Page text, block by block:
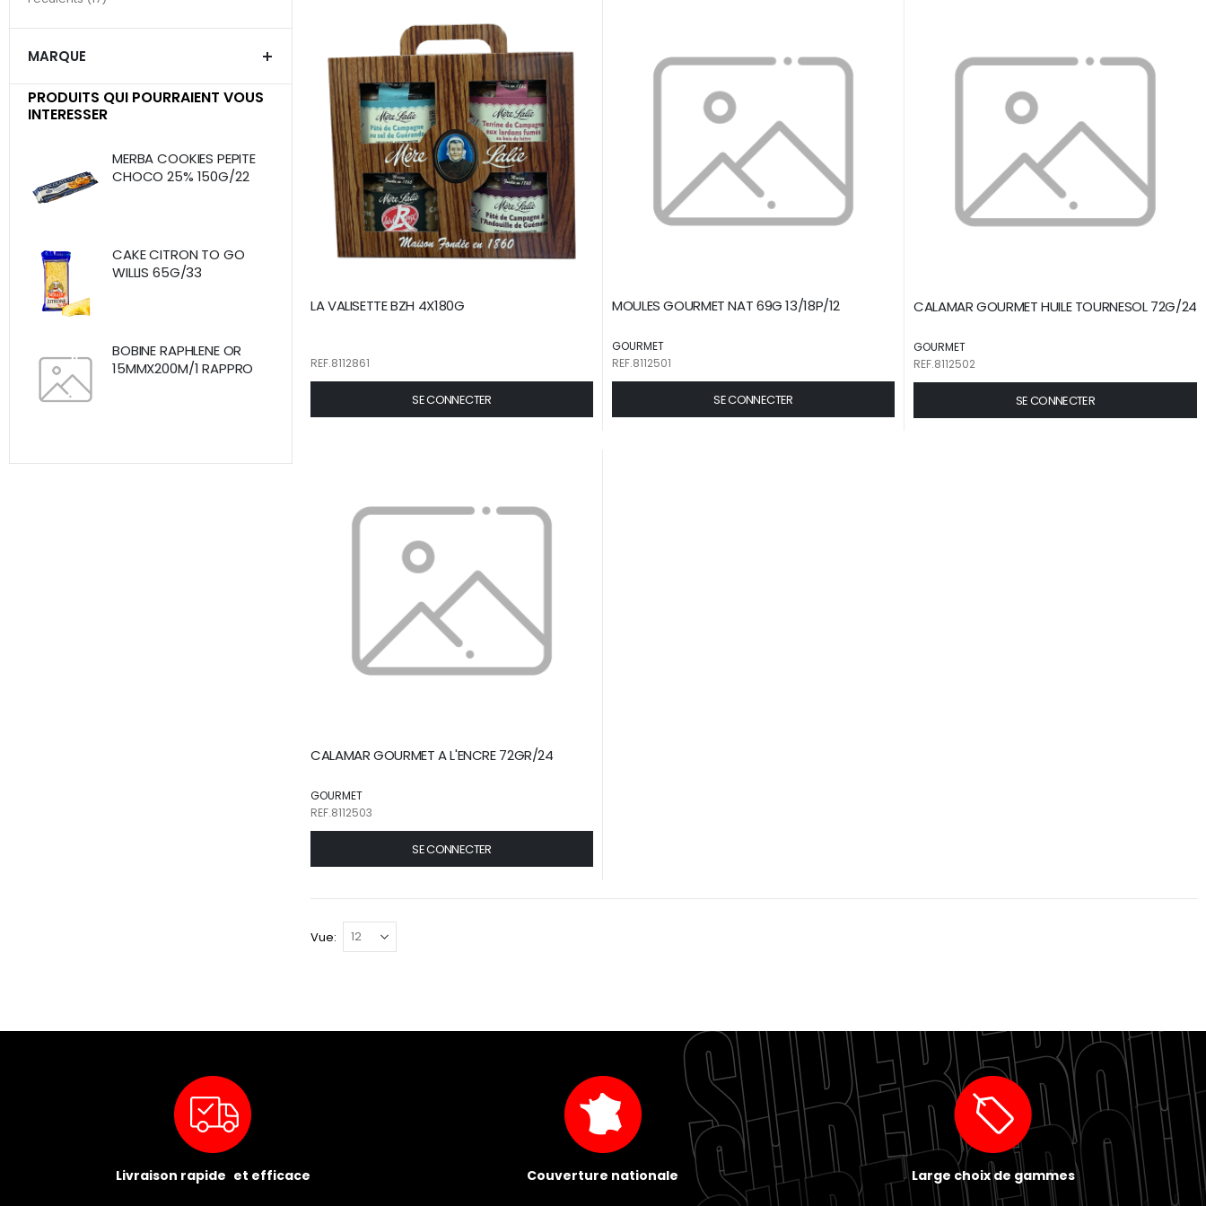
LA VALISETTE BZH 4X180G
REF.8112861
SE CONNECTER
MOULES GOURMET NAT 69G 13/18P/12
GOURMET
REF.8112501
SE CONNECTER
CALAMAR GOURMET HUILE TOURNESOL 72G/24
GOURMET
REF.8112502
SE CONNECTER
CALAMAR GOURMET A L'ENCRE 72GR/24
GOURMET
REF.8112503
SE CONNECTER
Vue
MARQUE
PRODUITS QUI POURRAIENT VOUS
INTERESSER
MERBA COOKIES PEPITE
CHOCO 25% 150G/22
CAKE CITRON TO GO
WILLIS 65G/33
BOBINE RAPHLENE OR
15MMX200M/1 RAPPRO
Livraison rapide et efficace Couverture nationale Large choix de gammes